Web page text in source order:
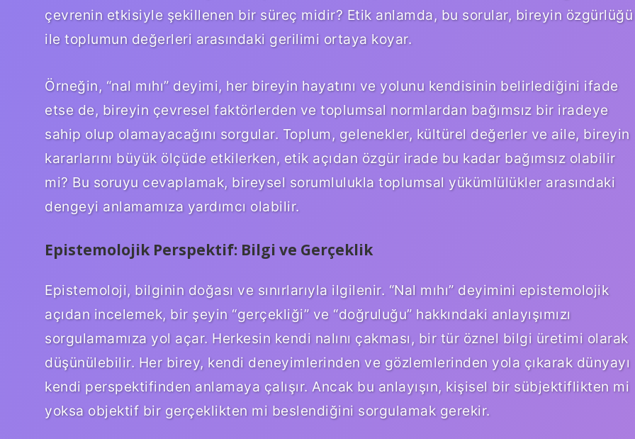
çevrenin etkisiyle şekillenen bir süreç midir? Etik anlamda, bu sorular, bireyin özgürlüğü
ile toplumun değerleri arasındaki gerilimi ortaya koyar.
Örneğin, “nal mıhı” deyimi, her bireyin hayatını ve yolunu kendisinin belirlediğini ifade
etse de, bireyin çevresel faktörlerden ve toplumsal normlardan bağımsız bir iradeye
sahip olup olamayacağını sorgular. Toplum, gelenekler, kültürel değerler ve aile, bireyin
kararlarını büyük ölçüde etkilerken, etik açıdan özgür irade bu kadar bağımsız olabilir
mi? Bu soruyu cevaplamak, bireysel sorumlulukla toplumsal yükümlülükler arasındaki
dengeyi anlamamıza yardımcı olabilir.
Epistemolojik Perspektif: Bilgi ve Gerçeklik
Epistemoloji, bilginin doğası ve sınırlarıyla ilgilenir. “Nal mıhı” deyimini epistemolojik
açıdan incelemek, bir şeyin “gerçekliği” ve “doğruluğu” hakkındaki anlayışımızı
sorgulamamıza yol açar. Herkesin kendi nalını çakması, bir tür öznel bilgi üretimi olarak
düşünülebilir. Her birey, kendi deneyimlerinden ve gözlemlerinden yola çıkarak dünyayı
kendi perspektifinden anlamaya çalışır. Ancak bu anlayışın, kişisel bir sübjektiflikten mi
yoksa objektif bir gerçeklikten mi beslendiğini sorgulamak gerekir.